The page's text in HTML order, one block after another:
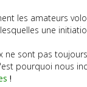
les amateurs
une
ne sont pas
pourquoi nous
!